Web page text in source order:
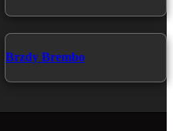
Brzdy Brembo